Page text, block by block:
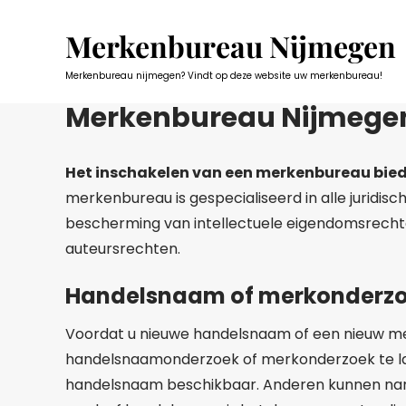
Merkenbureau Nijmegen
Merkenbureau nijmegen? Vindt op deze website uw merkenbureau!
Merkenbureau
Het inschakelen van een merkenbureau
merkenbureau is gespecialiseerd in alle
bescherming van intellectuele
auteursrechten.
Handelsnaam of
Voordat u nieuwe handelsnaam of een nieuw
handelsnaamonderzoek of merkonderzoek te
handelsnaam beschikbaar. Anderen kunnen